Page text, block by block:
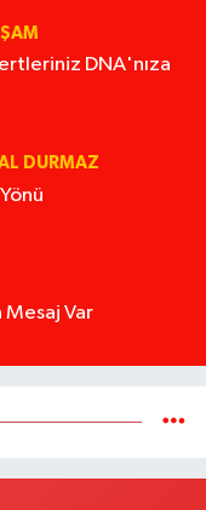
DNA'nıza
DURMAZ
Var